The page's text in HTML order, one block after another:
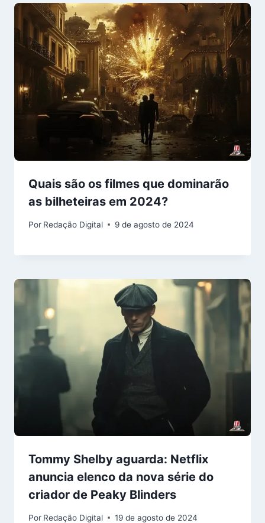
Quais são os filmes que dominarão
as bilheteiras em 2024?
Por Redação Digital 9 de agosto de 2024
Tommy Shelby aguarda: Netflix
anuncia elenco da nova série do
criador de Peaky Blinders
Por Redação Digital 19 de agosto de 2024